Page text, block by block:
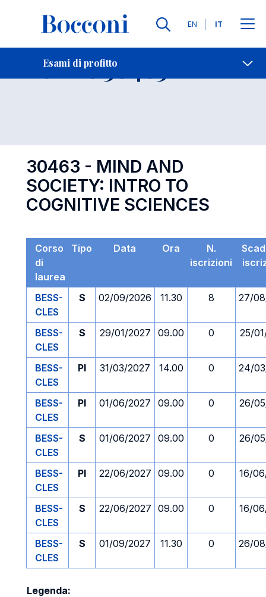
Lingue
EN IT
Esami di profitto
Contatti
Esame 30463 Open
30463 - MIND AND
SOCIETY: INTRO TO
COGNITIVE SCIENCES
Corso
di
laurea
Tipo Data Ora
N.
iscrizioni
BESS-
CLES
S 02/09/2026 11.30 8 27/
BESS-
CLES
S 29/01/2027 09.00 0 25/
BESS-
CLES
PI 31/03/2027 14.00 0 24/
BESS-
CLES
PI 01/06/2027 09.00 0 26/
BESS-
CLES
S 01/06/2027 09.00 0 26/
BESS-
CLES
PI 22/06/2027 09.00 0 16/
BESS-
CLES
S 22/06/2027 09.00 0 16/
BESS-
CLES
S 01/09/2027 11.30 0 26/
Legenda: